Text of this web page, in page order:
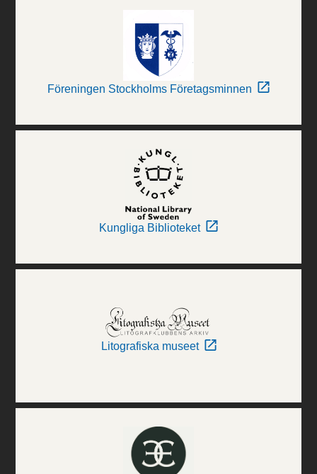
Föreningen Stockholms Företagsminnen
Kungliga Biblioteket
Litografiska museet